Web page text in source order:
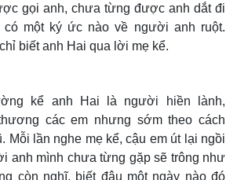
gọi anh, chưa từng được anh dắt đi
có một ký ức nào về người anh ruột.
biết anh Hai qua lời mẹ kể.
kể anh Hai là người hiền lành,
các em nhưng sớm theo cách
Mỗi lần nghe mẹ kể, cậu em út lại ngồi
anh mình chưa từng gặp sẽ trông như
còn nghĩ, biết đâu một ngày nào đó